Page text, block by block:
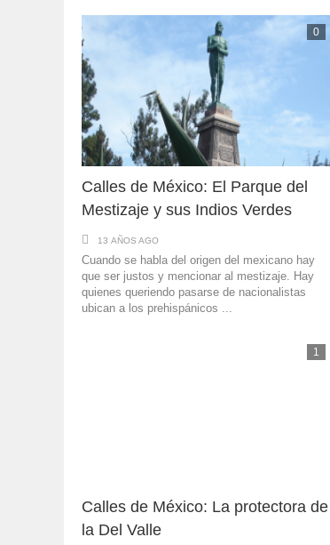
0
Calles de México: El Parque del
Mestizaje y sus Indios Verdes
13 AÑOS AGO
Cuando se habla del origen del mexicano hay
que ser justos y mencionar al mestizaje. Hay
quienes queriendo pasarse de nacionalistas
ubican a los prehispánicos ...
1
Calles de México: La protectora de
la Del Valle